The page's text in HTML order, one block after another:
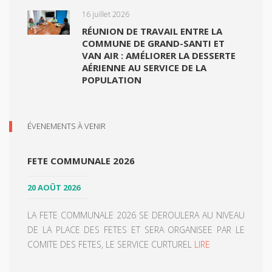
16 juillet 2026
RÉUNION DE TRAVAIL ENTRE LA
COMMUNE DE GRAND-SANTI ET
VAN AIR : AMÉLIORER LA DESSERTE
AÉRIENNE AU SERVICE DE LA
POPULATION
ÉVENEMENTS À VENIR
FETE COMMUNALE 2026
20 AOÛT 2026
LA FETE COMMUNALE 2026 SE DEROULERA AU NIVEAU
DE LA PLACE DES FETES ET SERA ORGANISEE PAR LE
COMITE DES FETES, LE SERVICE CURTUREL LIRE